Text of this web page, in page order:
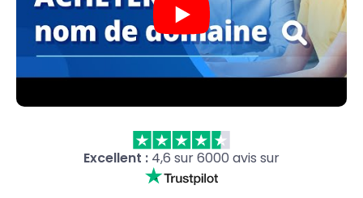
Excellent :4,6 sur 6000 avis sur